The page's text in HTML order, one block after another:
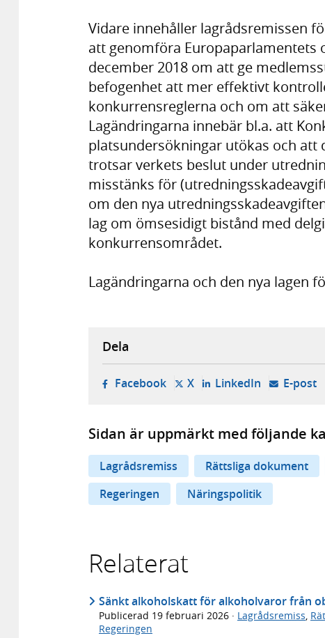
Vidare innehåller lagrådsremissen
att genomföra Europaparlamentets
december 2018 om att ge
befogenhet att mer effektivt
konkurrensreglerna och om att
Lagändringarna innebär bl.a. att
platsundersökningar utökas och
trotsar verkets beslut under
misstänks för
om den nya
lag om ömsesidigt bistånd med
konkurrensområdet.
Lagändringarna och den nya lagen
Dela
Facebook- öppnas i ny flik, extern
X- öppnas i ny flik, extern
LinkedIn- öppnas i
E-post-
Sidan är uppmärkt med följande
Lagrådsremiss Rättsliga dokument
Regeringen
Näringspolitik
Relaterat
Sänkt alkoholskatt för alkoholvaror från
Publicerad 19 februari 2026 · Lagrådsremiss
Regeringen